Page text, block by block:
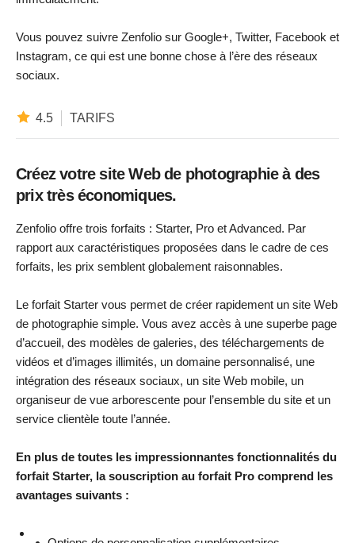
Vous pouvez suivre Zenfolio sur Google+, Twitter, Facebook et
Instagram, ce qui est une bonne chose à l’ère des réseaux
sociaux.
4.5 TARIFS
Créez votre site Web de photographie à des
prix très économiques.
Zenfolio offre trois forfaits : Starter, Pro et Advanced. Par
rapport aux caractéristiques proposées dans le cadre de ces
forfaits, les prix semblent globalement raisonnables.
Le forfait Starter vous permet de créer rapidement un site Web
de photographie simple. Vous avez accès à une superbe page
d’accueil, des modèles de galeries, des téléchargements de
vidéos et d’images illimités, un domaine personnalisé, une
intégration des réseaux sociaux, un site Web mobile, un
organiseur de vue arborescente pour l’ensemble du site et un
service clientèle toute l’année.
En plus de toutes les impressionnantes fonctionnalités du
forfait Starter, la souscription au forfait Pro comprend les
avantages suivants :